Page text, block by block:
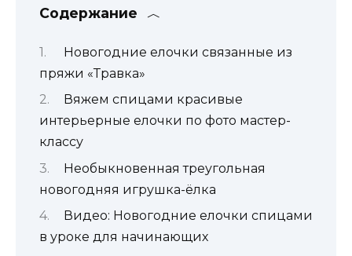
Содержание
Новогодние елочки связанные из
пряжи «Травка»
Вяжем спицами красивые
интерьерные елочки по фото мастер-
классу
Необыкновенная треугольная
новогодняя игрушка-ёлка
Видео: Новогодние елочки спицами
в уроке для начинающих